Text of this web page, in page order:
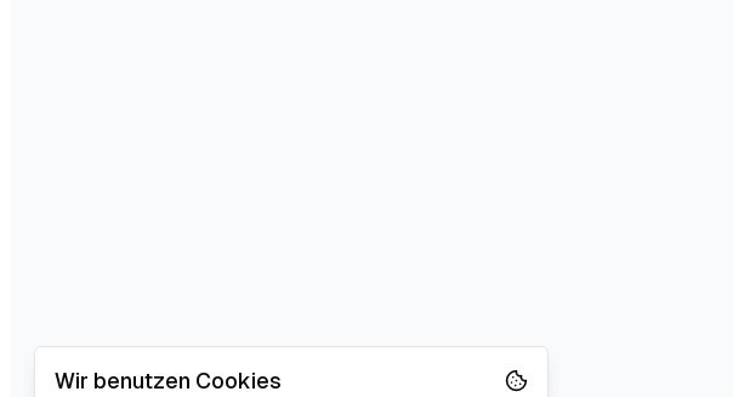
Wir benutzen Cookies